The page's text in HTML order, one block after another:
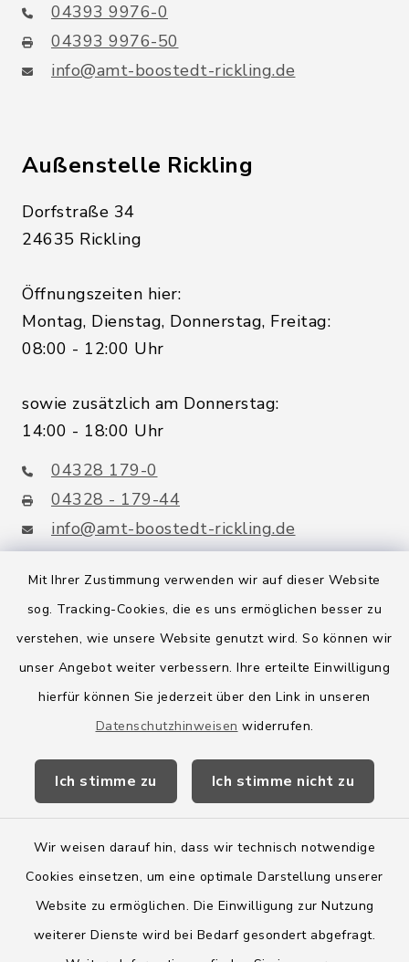
Mit Ihrer Zustimmung verwenden wir auf dieser Website
sog. Tracking-Cookies, die es uns ermöglichen besser zu
verstehen, wie unsere Website genutzt wird. So können wir
unser Angebot weiter verbessern. Ihre erteilte Einwilligung
hierfür können Sie jederzeit über den Link in unseren
Datenschutzhinweisen widerrufen.
Ich stimme zu Ich stimme nicht zu
Wir weisen darauf hin, dass wir technisch notwendige
Cookies einsetzen, um eine optimale Darstellung unserer
Website zu ermöglichen. Die Einwilligung zur Nutzung
weiterer Dienste wird bei Bedarf gesondert abgefragt.
04393 9976-0
04393 9976-50
info@amt-boostedt-rickling.de
Außenstelle Rickling
Dorfstraße 34
24635 Rickling
Öffnungszeiten hier:
Montag, Dienstag, Donnerstag, Freitag:
08:00 - 12:00 Uhr
sowie zusätzlich am Donnerstag:
14:00 - 18:00 Uhr
04328 179-0
04328 - 179-44
info@amt-boostedt-rickling.de
Quicklinks
Amt Boostedt-Rickling
Amtsbroschüre
Wege-Zweckverband